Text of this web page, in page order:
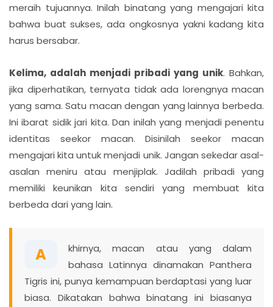
meraih tujuannya. Inilah binatang yang mengajari kita
bahwa buat sukses, ada ongkosnya yakni kadang kita
harus bersabar.
Kelima, adalah menjadi pribadi yang unik. Bahkan,
jika diperhatikan, ternyata tidak ada lorengnya macan
yang sama. Satu macan dengan yang lainnya berbeda.
Ini ibarat sidik jari kita. Dan inilah yang menjadi penentu
identitas seekor macan. Disinilah seekor macan
mengajari kita untuk menjadi unik. Jangan sekedar asal-
asalan meniru atau menjiplak. Jadilah pribadi yang
memiliki keunikan kita sendiri yang membuat kita
berbeda dari yang lain.
A
khirnya, macan atau yang dalam
bahasa Latinnya dinamakan Panthera
Tigris ini, punya kemampuan berdaptasi yang luar
biasa. Dikatakan bahwa binatang ini biasanya